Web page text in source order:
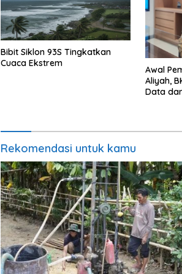
Bibit Siklon 93S Tingkatkan
Cuaca Ekstrem
Awal
Aliyah,
Data
Rekomendasi untuk kamu